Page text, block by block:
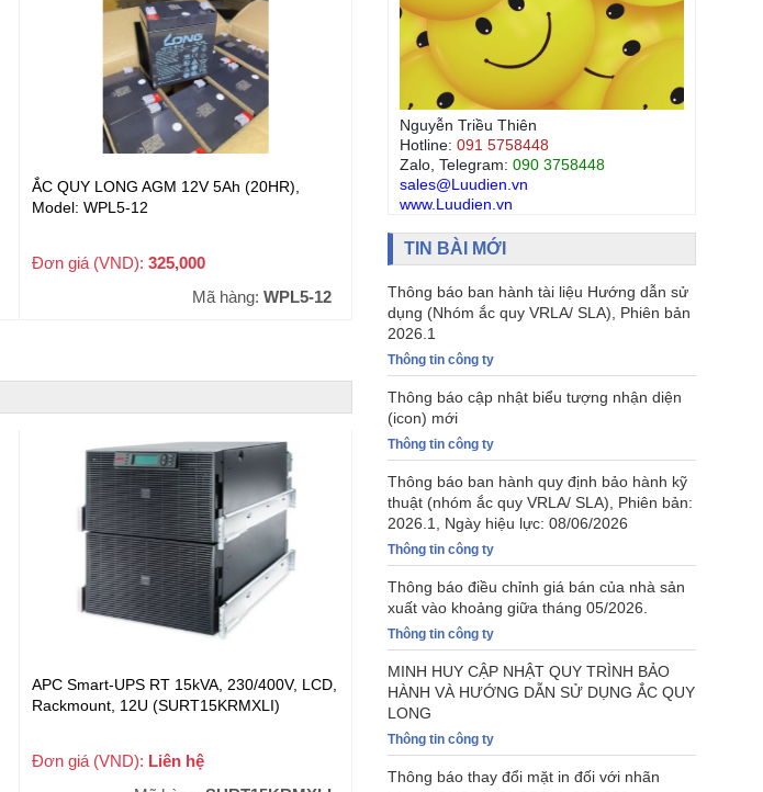
ẮC QUY LONG AGM 12V 5Ah (20HR),
Model: WPL5-12
Đơn giá (VND): 325,000
Mã hàng: WPL5-12
APC Smart-UPS On-Line SRT Battery Pack
(3U) for 8/10kVA Extended runtime model
Đơn giá (VND):2,800,000
Mã hàng:SRT192BP2, SRT192RMBP2
APC Smart-UPS RT 15kVA, 230/400V, LCD,
Rackmount, 12U (SURT15KRMXLI)
Đơn giá (VND): Liên hệ
APC Smart-UPS RT 1000VA/700W 230V -
Marine (SURT1000XLIM)
Đơn giá (VND):Liên hệ
Nguyễn Triều Thiên
Hotline: 091 5758448
Zalo, Telegram: 090 3758448
sales@Luudien.vn
www.Luudien.vn
TIN BÀI MỚI
Thông báo ban hành tài liệu Hướng dẫn sử
dụng (Nhóm ắc quy VRLA/ SLA), Phiên bản
2026.1
Thông tin công ty
Thông báo cập nhật biểu tượng nhận diện
(icon) mới
Thông tin công ty
Thông báo ban hành quy định bảo hành kỹ
thuật (nhóm ắc quy VRLA/ SLA), Phiên bản:
2026.1, Ngày hiệu lực: 08/06/2026
Thông tin công ty
Thông báo điều chỉnh giá bán của nhà sản
xuất vào khoảng giữa tháng 05/2026.
Thông tin công ty
MINH HUY CẬP NHẬT QUY TRÌNH BẢO
HÀNH VÀ HƯỚNG DẪN SỬ DỤNG ẮC QUY
LONG
Thông tin công ty
Thông báo thay đổi mặt in đối với nhãn